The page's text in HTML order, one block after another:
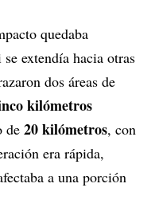
quedaba
extendía hacia otras
dos áreas de
kilómetros
de 20 kilómetros, con
era rápida,
a una porción